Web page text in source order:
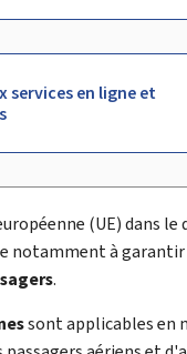
services en ligne et
(UE) dans le
notamment à garantir
.
sont applicables en